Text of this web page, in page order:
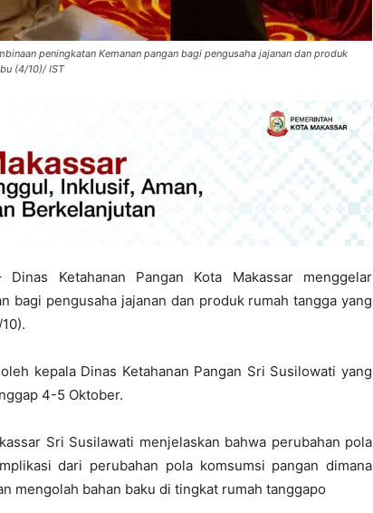
peningkatan Kemanan pangan bagi pengusaha jajanan dan produk
(4/10)/ IST
Dinas Ketahanan Pangan Kota Makassar menggelar
bagi pengusaha jajanan dan produk rumah tangga yang
kepala Dinas Ketahanan Pangan Sri Susilowati yang
4-5 Oktober.
Sri Susilawati menjelaskan bahwa perubahan pola
dari perubahan pola komsumsi pangan dimana
mengolah bahan baku di tingkat rumah tanggapo